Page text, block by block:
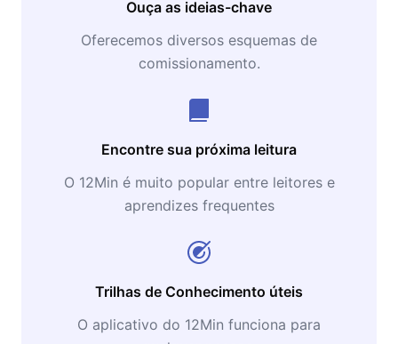
Ouça as ideias-chave
Oferecemos diversos esquemas de
comissionamento.
Encontre sua próxima leitura
O 12Min é muito popular entre leitores e
aprendizes frequentes
Trilhas de Conhecimento úteis
O aplicativo do 12Min funciona para